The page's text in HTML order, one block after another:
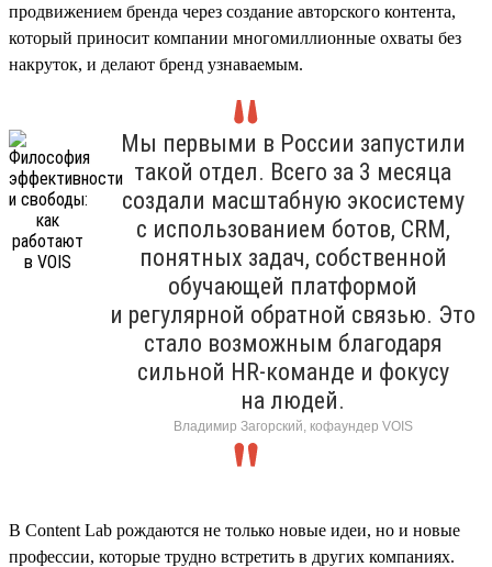
продвижением бренда через создание авторского контента,
который приносит компании многомиллионные охваты без
накруток, и делают бренд узнаваемым.
Мы первыми в России запустили
такой отдел. Всего за 3 месяца
создали масштабную экосистему
с использованием ботов, CRM,
понятных задач, собственной
обучающей платформой
и регулярной обратной связью. Это
стало возможным благодаря
сильной HR-команде и фокусу
на людей.
Владимир Загорский, кофаундер VOIS
В Content Lab рождаются не только новые идеи, но и новые
профессии, которые трудно встретить в других компаниях.